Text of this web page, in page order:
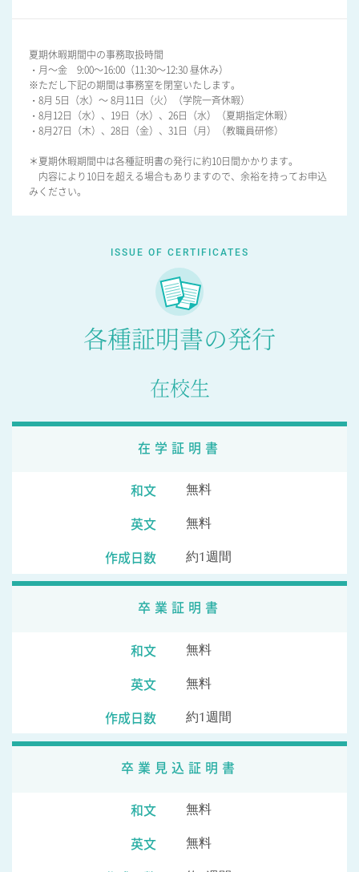
夏期休暇期間中の事務取扱時間
・月～金 9:00～16:00（11:30～12:30 昼休み）
※ただし下記の期間は事務室を閉室いたします。
・8月 5日（水）～ 8月11日（火）（学院一斉休暇）
・8月12日（水）、19日（水）、26日（水）（夏期指定休暇）
・8月27日（木）、28日（金）、31日（月）（教職員研修）
＊夏期休暇期間中は各種証明書の発行に約10日間かかります。
内容により10日を超える場合もありますので、余裕を持ってお申込
みください。
ISSUE OF CERTIFICATES
各種証明書の発行
在校生
在学証明書
和文 無料
英文 無料
作成日数 約1週間
卒業証明書
和文 無料
英文 無料
作成日数 約1週間
卒業見込証明書
和文 無料
英文 無料